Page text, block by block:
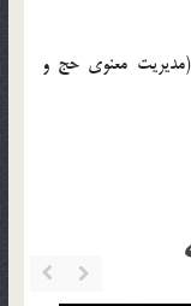
شهر سپید خدا (مدیریت معنوی حج و